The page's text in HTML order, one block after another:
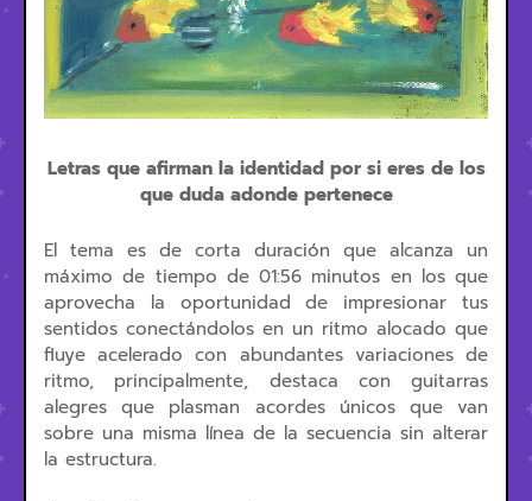
Letras que afirman la identidad por si eres de los
que duda adonde pertenece
El tema es de corta duración que alcanza un
máximo de tiempo de 01:56 minutos en los que
aprovecha la oportunidad de impresionar tus
sentidos conectándolos en un ritmo alocado que
fluye acelerado con abundantes variaciones de
ritmo, principalmente, destaca con guitarras
alegres que plasman acordes únicos que van
sobre una misma línea de la secuencia sin alterar
la estructura.